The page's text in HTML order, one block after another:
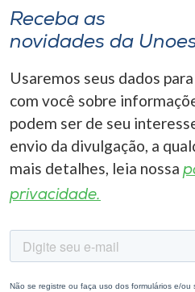
Receba as
novidades da
Usaremos seus dados
com você sobre
podem ser de seu
envio da divulgação, a
mais detalhes, leia nossa
privacidade.